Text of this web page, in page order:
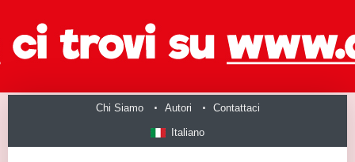
Chi Siamo Autori Contattaci
Italiano